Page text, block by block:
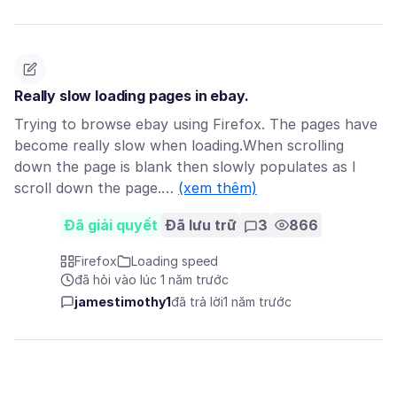
Really slow loading pages in ebay.
Trying to browse ebay using Firefox. The pages have
become really slow when loading.When scrolling
down the page is blank then slowly populates as I
scroll down the page.… (xem thêm)
Đã giải quyết Đã lưu trữ 3 866
Firefox
Loading speed
đã hỏi vào lúc 1 năm trước
jamestimothy1đã trả lời1 năm trước